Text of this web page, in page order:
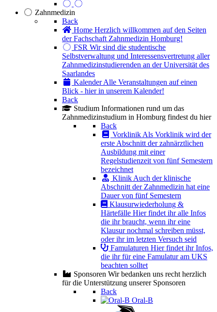
Zahnmedizin
Back
Home Herzlich willkommen auf den Seiten
der Fachschaft Zahnmedizin Homburg!
FSR Wir sind die studentische
Selbstverwaltung und Interessensvertretung aller
Zahnmedizinstudierenden an der Universität des
Saarlandes
KalenderAlle Veranstaltungen auf einen
Blick - hier in unserem Kalender!
Back
Studium Informationen rund um das
Zahnmedizinstudium in Homburg findest du hier
Back
VorklinikAls Vorklinik wird der
erste Abschnitt der zahnärztlichen
Ausbildung mit einer
Regelstudienzeit von fünf Semestern
bezeichnet
KlinikAuch der klinische
Abschnitt der Zahnmedizin hat eine
Dauer von fünf Semestern
Klausurwiederholung &
Härtefälle Hier findet ihr alle Infos
die ihr braucht, wenn ihr eine
Klausur nochmal schreiben müsst,
oder ihr im letzten Versuch seid
Famulaturen Hier findet ihr Infos,
die ihr für eine Famulatur am UKS
beachten solltet
Sponsoren Wir bedanken uns recht herzlich
für die Unterstützung unserer Sponsoren
Back
Oral-B